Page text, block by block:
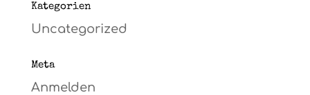
Kategorien
Uncategorized
Meta
Anmelden